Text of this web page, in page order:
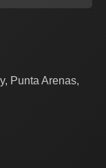
Punta Arenas,